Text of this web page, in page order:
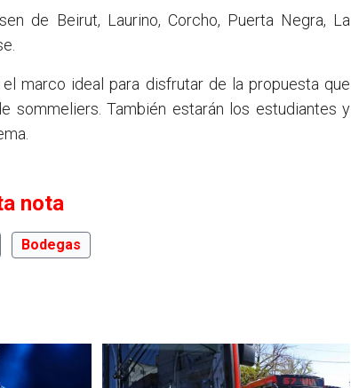
de Beirut, Laurino, Corcho, Puerta Negra, La
marco ideal para disfrutar de la propuesta que
sommeliers. También estarán los estudiantes y
nota
Bodegas